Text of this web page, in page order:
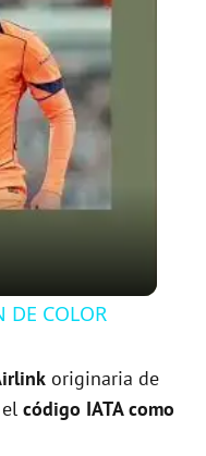
DE COLOR
originaria de
código IATA como